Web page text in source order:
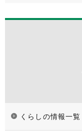
くらしの情報一覧